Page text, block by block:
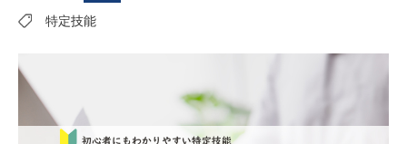
お客様の声
特定技能コラム
採用情報
特定技能